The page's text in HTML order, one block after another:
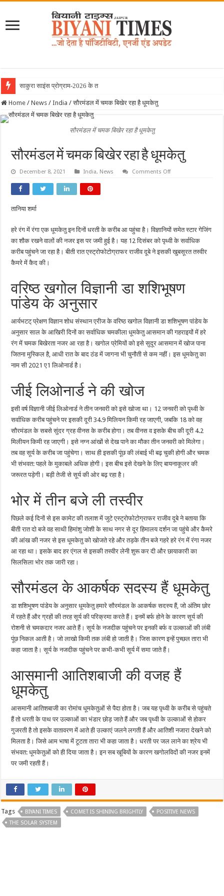
साकुरा साइंस प्रोग्राम-2026 के तहत जापान रवाना
Home / News / India / सौरमंडल में चमक बिखेर रहा है धूमकेतु
सौरमंडल में चमक बिखेर रहा है धूमकेतु
सौरमंडल में चमक बिखेर रहा है धूमकेतु
December 8, 2021 India, News Comments Offon
तानिया शर्मा
हरे रंग में रंगा एक धूमकेतु इन दिनों धरती के करीब आ पहुंचा है। विज्ञानियों समेत स्टार गेजिंग
का शौक रखने वालों की नजर इस पर जमी हुई है। यह 12 दिसंबर को पृथ्वी के सर्वाधिक
करीब पहुंचने जा रहा है। बीती रात एस्ट्रोफोटोग्राफर राजीव दूबे ने इसकी खुबसूरत तस्वीर
कैमरे में कैद की।
वरिष्ठ खगोल विज्ञानी डा शशिभूषण
पांडेय के अनुसार
आर्यभटट् प्रेक्षण विज्ञान शोध संस्थान एरीज के वरिष्ठ खगोल विज्ञानी डा शशिभूषण पांडेय के
अनुसार साल के आखिरी दिनों का सर्वाधिक चमकीला धूमकेतु आसमान की गहराइयों में हरे
रंग में चमक बिखेरता नजर आ रहा है। खगोल प्रेमियों को इसे सुदूर आसमान में खोज पाना
जितना मुस्किल है, आधी रात के बाद ठंड में जागना भी चुनौती से कम नहीं। इस धूमकेतु का
नाम सी 2021 ए1 लिओनार्ड है।
जीई लिओनार्ड ने की खोज
इसी वर्ष विज्ञानी जीई लिओनार्ड ने तीन जनवरी को इसे खोजा था। 12 जनवरी को पृथ्वी के
सर्वाधिक करीब पहुंचने पर इसकी दूरी 34.9 मिलियन किमी रह जाएगी, जबकि 18 को वह
सौरमंडल के सबसे सुंदर ग्रह वीनस के करीब होगा। तब वीनस व इसके बीच की दूरी 4.2
मिलीयन किमी रह जाएगी। इसे नग्न आंखों से देख पाने का मौका तीन जनवरी को मिलेगा।
तब वह सूर्य के करीब जा पहुंचेगा। साथ ही इसकी पूंछ की लंबाई भी बढ़ चुकी होगी और चमक
भी संभवत: पहले के मुकाबले अधिक होगी। इस बीच इसे देखने के लिए बायनाकूलर की
जरूरत पड़ेगी। बड़ी तेजी से सूर्य की ओर बढ़ रहा है।
भोर में तीन बजे ली तस्‍वीर
पिछले कई दिनों से इस कामेट की तलाश में जुटे एस्ट्रोफोटोग्राफर राजीव दूबे ने बताया कि
बीती रात दो बजे वह साथी हिमांशु जोशी के साथ नगर से दूर हिमालय दर्शन जा पहुंचे और कैमरे
की आंख की नजर से इस धूमकेतु को खोजते रहे और तड़के तीन बजे गहरे हरे रंग में रंगा नजर
आ रहा था। इसके बाद हर एंगल से इसकी तस्वीर लेनी शुरू कर दी और छायाकारी का
सिलसिला भोर तक जारी रहा।
सौरमंडल के आकर्षक सदस्य हैं धूमकेतु
डा शशिभूषण पांडेय के अनुसार धूमकेतु हमारे सौरमंडल के आकर्षक सदस्य हैं, जो अंतिम छोर
में रहते हैं और ग्रहों की तरह सूर्य की परिक्रमा करते हैं। इनमें बर्फ होने के कारण सूर्य की
रोशनी से चमकदार नजर आते हैं। सूर्य के नजदीक पहुंचने पर इनकी बर्फ व उल्काओं की लंबी
पूंछ निकल आती है। जो लाखो किमी तक लंबी हो जाती है। जिस कारण इन्हें पुच्छल तारा भी
कहा जाता है। सूर्य के नजदीक पहुंचने पर कभी-कभी सूर्य में समा जाते हैं।
आसमानी आतिशबाजी की वजह हैं
धूमकेतु
आसमानी आतिशबाजी का रोमांच धूमकेतुओं से पैदा होता है। जब यह पृथ्वी के करीब से पहुंचते
हैं तो धरती के पाथ पर उल्काओं का भंडार छोड़ जाते हैं और जब पृथ्वी के उल्काओं से होकर
गुजरती है तो इसके वातावरण में आते ही उल्काएं जलने लगती हैं और आतिशी नजारा देखने को
मिलता है। जिसे आम भाषा में टूटता तारा भी कहा जाता है। धरती पर जल लाने का श्रेय भी
संभवत: धूमकेतुओं को ही दिया जाता है। इन सब खूबियों के कारण खगोलविदों की नजर इनमें
पर जमी रहती हैं।
Tags BIYANI TIMES COMET IS SHINING BRIGHTLY
POSITIVE NEWS
THE SOLAR SYSTEM